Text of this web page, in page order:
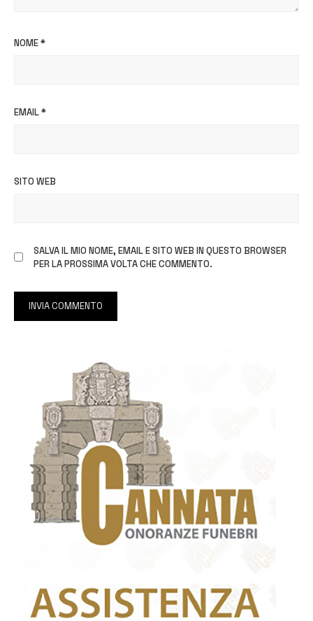
NOME*
EMAIL*
SITO WEB
SALVA IL MIO NOME, EMAIL E SITO WEB IN QUESTO BROWSER
PER LA PROSSIMA VOLTA CHE COMMENTO.